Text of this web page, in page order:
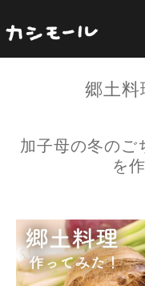
郷土
加子母の冬のご
を